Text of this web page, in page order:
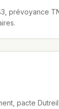
prévoyance
pacte